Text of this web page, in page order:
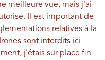
meilleure vue, mais j'ai
Il est important de
relatives à la
sont interdits ici
j'étais sur place fin